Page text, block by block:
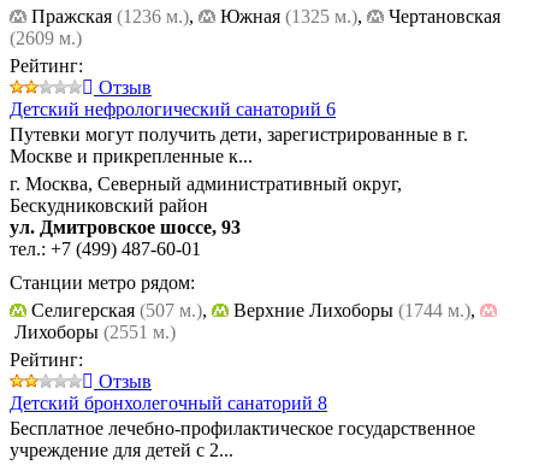
Пражская (1236 м.), Южная (1325 м.),
Чертановская
(2609 м.)
Рейтинг:
Отзыв
Детский нефрологический санаторий 6
Путевки могут получить дети, зарегистрированные в г.
Москве и прикрепленные к...
г. Москва, Северный административный округ,
Бескудниковский район
ул. Дмитровское шоссе, 93
тел.: +7 (499) 487-60-01
Станции метро рядом:
Селигерская (507 м.), Верхние Лихоборы (1744 м.),
Лихоборы (2551 м.)
Рейтинг:
Отзыв
Детский бронхолегочный санаторий 8
Бесплатное лечебно-профилактическое государственное
учреждение для детей с 2...